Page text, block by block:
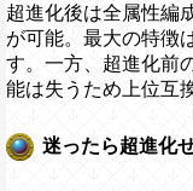
超進化後は全属性編
が可能。最大の特徴
す。一方、超進化前
能は失うため上位互
迷ったら超進化